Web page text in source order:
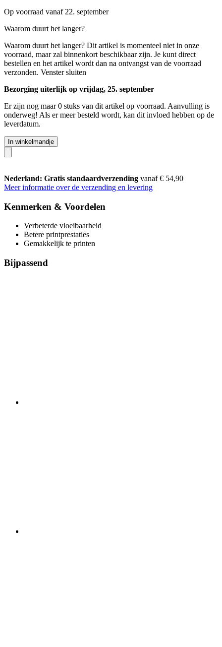
Op voorraad vanaf 22. september
Waarom duurt het langer?
Waarom duurt het langer? Dit artikel is momenteel niet in onze
voorraad, maar zal binnenkort beschikbaar zijn. Je kunt direct
bestellen en het artikel wordt dan na ontvangst van de voorraad
verzonden. Venster sluiten
Bezorging uiterlijk op vrijdag, 25. september
Er zijn nog maar 0 stuks van dit artikel op voorraad. Aanvulling is
onderweg! Als er meer besteld wordt, kan dit invloed hebben op de
leverdatum.
In winkelmandje
Nederland: Gratis standaardverzending vanaf € 54,90
Meer informatie over de verzending en levering
Kenmerken & Voordelen
Verbeterde vloeibaarheid
Betere printprestaties
Gemakkelijk te printen
Bijpassend